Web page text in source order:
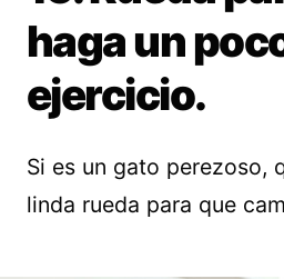
haga un
ejercicio.
Si es un gato perezoso,
linda rueda para que